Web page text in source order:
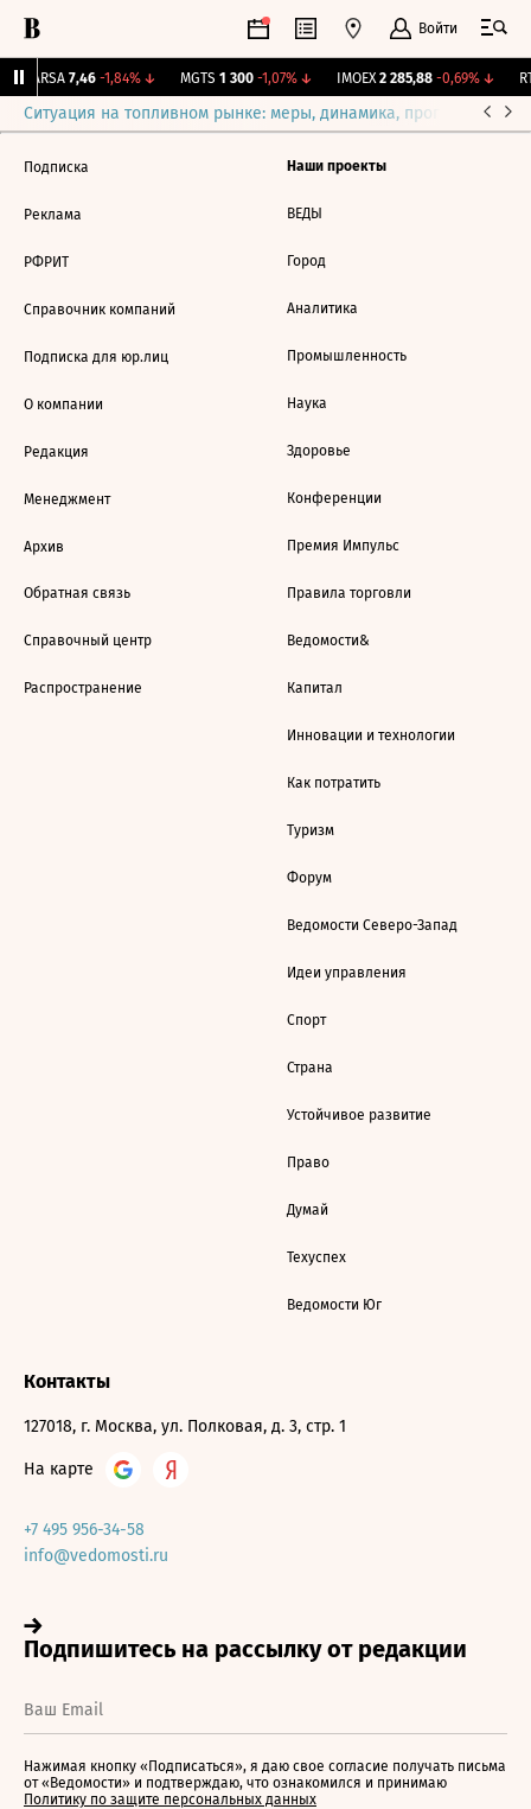
Войти
ARSA 7,46 -1,84%↓ MGTS 1 300 -1,07%↓ IMOEX 2 285,88 -0,69%↓
Ситуация на топливном рынке: меры, динамика, прогнозы
Подписка
Реклама
РФРИТ
Справочник компаний
Подписка для юр.лиц
О компании
Редакция
Менеджмент
Архив
Обратная связь
Справочный центр
Распространение
Наши проекты
ВЕДЫ
Город
Аналитика
Промышленность
Наука
Здоровье
Конференции
Премия Импульс
Правила торговли
Ведомости&
Капитал
Инновации и технологии
Как потратить
Туризм
Форум
Ведомости Северо-Запад
Идеи управления
Спорт
Страна
Устойчивое развитие
Право
Думай
Техуспех
Ведомости Юг
Контакты
127018, г. Москва, ул. Полковая, д. 3, стр. 1
На карте
+7 495 956-34-58
info@vedomosti.ru
Нажимая кнопку «Подписаться», я даю свое согласие получать письма
от «Ведомости» и подтверждаю, что ознакомился и принимаю
Политику по защите персональных данных